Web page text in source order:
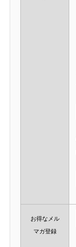
お得なメル
マガ登録